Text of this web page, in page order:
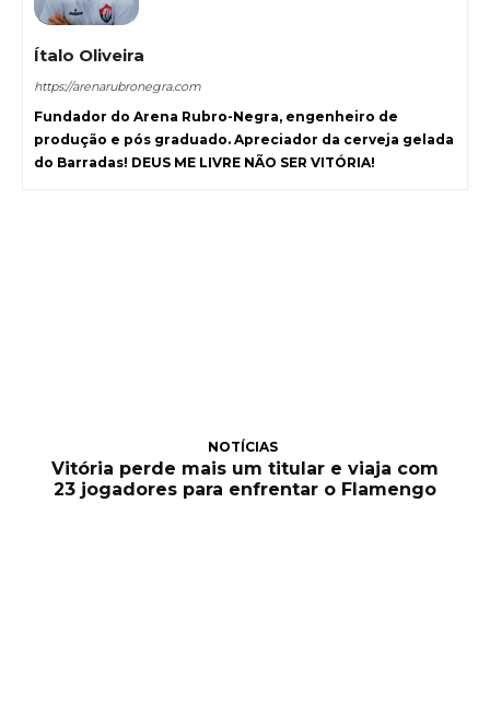
Ítalo Oliveira
https://arenarubronegra.com
Fundador do Arena Rubro-Negra, engenheiro de
produção e pós graduado. Apreciador da cerveja gelada
do Barradas! DEUS ME LIVRE NÃO SER VITÓRIA!
NOTÍCIAS
Vitória perde mais um titular e viaja com
23 jogadores para enfrentar o Flamengo